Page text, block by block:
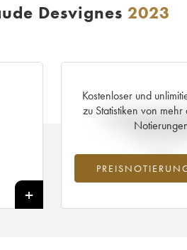
Desvignes 2023
+
Kostenloser und
zu Statistiken von
Aktuelle